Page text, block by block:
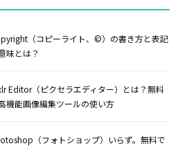
（コピーライト、©）の書き方と表記
味とは？
Editor（ピクセラエディター）とは？無料
機能画像編集ツールの使い方
（フォトショップ）いらず。無料で